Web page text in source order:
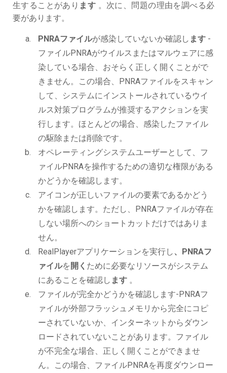
生することがあり ます 。次に、問題の理由を調べる必
要があります。
PNRAファイルが感染していないか確認し ます -
ファイルPNRAがウイルスまたはマルウェアに感
染している場合、おそらく正しく開くことがで
きません。この場合、PNRAファイルをスキャン
して、システムにインストールされているウイ
ルス対策プログラムが推奨するアクションを実
行します。ほとんどの場合、感染したファイル
の駆除または削除です。
オペレーティングシステムユーザーとして、フ
ァイルPNRAを操作するための適切な権限がある
かどうかを確認します。
アイコンが正しいファイルの要素であるかどう
かを確認します。ただし、PNRAファイルが存在
しない場所へのショートカットだけではありま
せん。
RealPlayerアプリケーションを実行し、PNRAフ
ァイルを 開く ために必要なリソースがシステム
にあることを確認し ます 。
ファイルが完全かどうかを確認します-PNRAフ
ァイルが外部フラッシュメモリから完全にコピ
ーされていないか、インターネットからダウン
ロードされていないことがあります。ファイル
が不完全な場合、正しく開くことができませ
ん。この場合、ファイルPNRAを再度ダウンロー